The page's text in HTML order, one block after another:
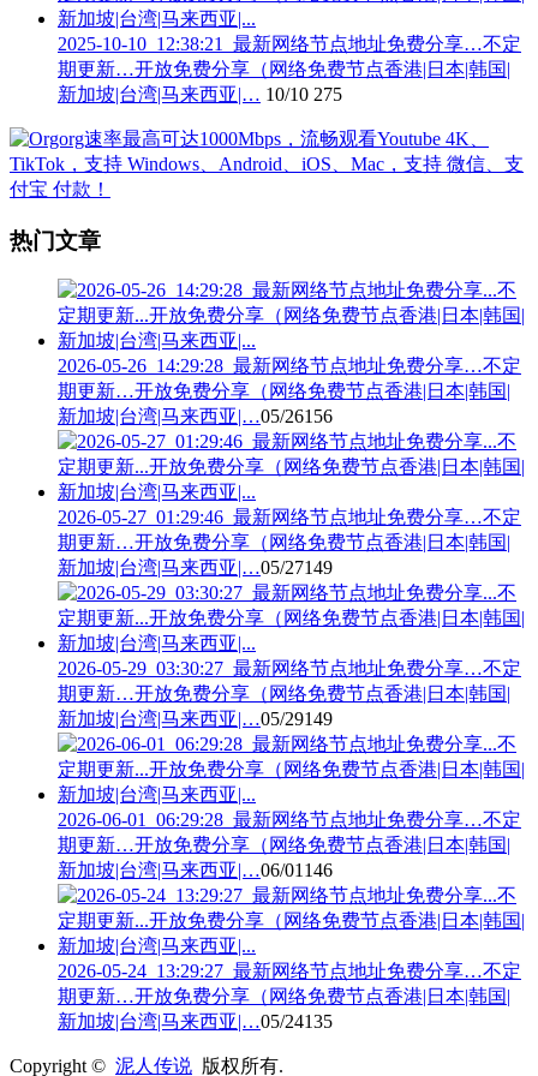
2025-10-10_12:38:21_最新网络节点地址免费分享…不定
期更新…开放免费分享（网络免费节点香港|日本|韩国|
新加坡|台湾|马来西亚|… 10/10 275
热门文章
2026-05-26_14:29:28_最新网络节点地址免费分享…不定
期更新…开放免费分享（网络免费节点香港|日本|韩国|
新加坡|台湾|马来西亚|…05/26156
2026-05-27_01:29:46_最新网络节点地址免费分享…不定
期更新…开放免费分享（网络免费节点香港|日本|韩国|
新加坡|台湾|马来西亚|…05/27149
2026-05-29_03:30:27_最新网络节点地址免费分享…不定
期更新…开放免费分享（网络免费节点香港|日本|韩国|
新加坡|台湾|马来西亚|…05/29149
2026-06-01_06:29:28_最新网络节点地址免费分享…不定
期更新…开放免费分享（网络免费节点香港|日本|韩国|
新加坡|台湾|马来西亚|…06/01 146
2026-05-24_13:29:27_最新网络节点地址免费分享…不定
期更新…开放免费分享（网络免费节点香港|日本|韩国|
新加坡|台湾|马来西亚|…05/24135
Copyright © 泥人传说 版权所有.